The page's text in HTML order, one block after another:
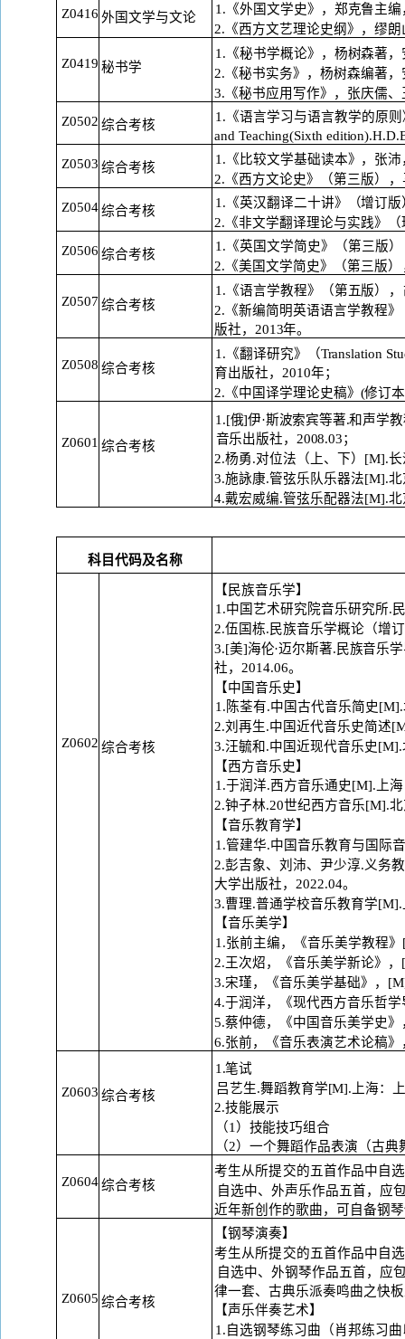
Z0416 外国文学与文论
1.《外国文学史》，郑克鲁主
2.《西方文艺理论史纲》，缪
Z0419 秘书学
1.《秘书学概论》，杨树森著
2.《秘书实务》，杨树森编著
3.《秘书应用写作》，张庆儒
Z0502 综合考核
1.《语言学习与语言教学的原
and Teaching(Sixth
Z0503 综合考核
1.《比较文学基础读本》，张
2.《西方文论史》（第三版），
Z0504 综合考核
1.《英汉翻译二十讲》（增订版
2.《非文学翻译理论与实践》
Z0506 综合考核
1.《英国文学简史》（第三版
2.《美国文学简史》（第三版
Z0507 综合考核
1.《语言学教程》（第五版），
2.《新编简明英语语言学教程
版社， 2013年。
Z0508 综合考核
1.《翻译研究》（Translation
育出版社， 2010年；
2.《中国译学理论史稿》(修订
Z0601 综合考核
1.[俄]伊·斯波索宾等著.和声学
音乐出版社， 2008.03；
2.杨勇.对位法（上、下）[M].
3.施詠康.管弦乐队乐器法[M].
4.戴宏威编.管弦乐配器法[M].
科目代码及名称
Z0602 综合考核
【民族音乐学】
1.中国艺术研究院音乐研究所.
2.伍国栋.民族音乐学概论（增
3.[美]海伦·迈尔斯著.民族音乐
社， 2014.06。
【中国音乐史】
1.陈荃有.中国古代音乐简史
2.刘再生.中国近代音乐史简述
3.汪毓和.中国近现代音乐史
【西方音乐史】
1.于润洋.西方音乐通史[M].上
2.钟子林.20世纪西方音乐[M].
【音乐教育学】
1.管建华.中国音乐教育与国际
2.彭吉象、刘沛、尹少淳.义务
大学出版社，2022.04。
3.曹理.普通学校音乐教育学
【音乐美学】
1.张前主编，《音乐美学教程
2.王次炤，《音乐美学新论》
3.宋瑾，《音乐美学基础》，
4.于润洋，《现代西方音乐哲
5.蔡仲德，《中国音乐美学史
6.张前，《音乐表演艺术论稿
Z0603 综合考核
1.笔试
吕艺生.舞蹈教育学[M].上海：
2.技能展示
（1）技能技巧组合
（2）一个舞蹈作品表演（古
Z0604 综合考核
考生从所提交的五首作品中自
自选中、外声乐作品五首，应
近年新创作的歌曲，可自备钢
Z0605 综合考核
【钢琴演奏】
考生从所提交的五首作品中自
自选中、外钢琴作品五首，应
律一套、古典乐派奏鸣曲之快
【声乐伴奏艺术】
1.自选钢琴练习曲（肖邦练习